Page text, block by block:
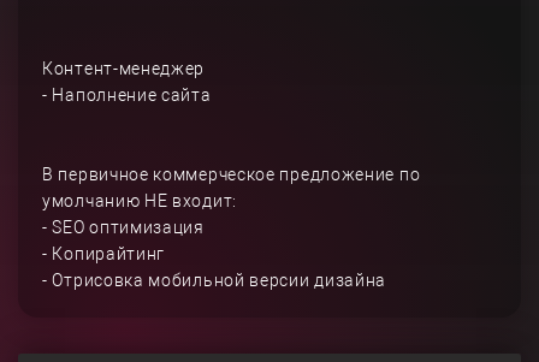
Контент-менеджер
- Наполнение сайта
В первичное коммерческое предложение по
умолчанию НЕ входит:
- SEO оптимизация
- Копирайтинг
- Отрисовка мобильной версии дизайна